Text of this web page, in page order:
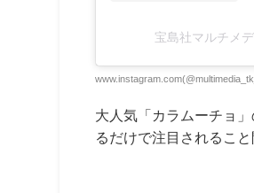
宝島社マルチメ
大人気「カラムーチョ
るだけで注目されるこ